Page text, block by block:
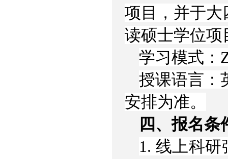
项目，并于大
读硕士学位项
学习模式：
授课语言：
安排为准。
四、报名条
1. 线上科